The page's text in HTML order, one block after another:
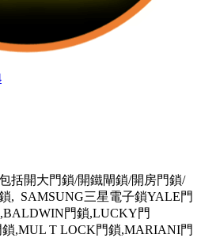
括開大門鎖/開鐵閘鎖/開房門鎖/
, SAMSUNG三星電子鎖YALE門
門鎖,LUCKY門
,MUL T LOCK門鎖,MARIANI門